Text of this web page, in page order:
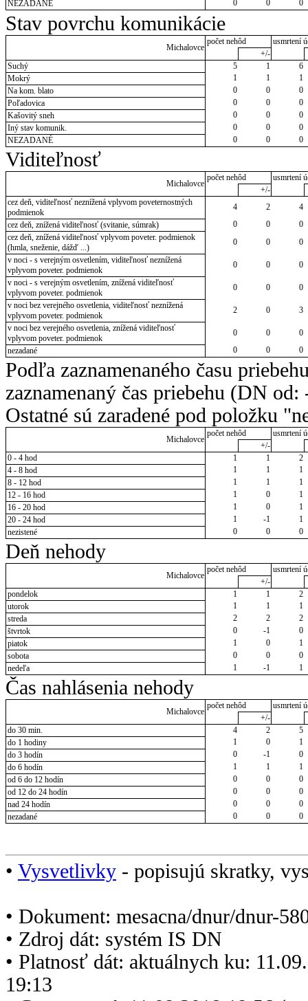
NEZADANÉ 0 0 0
Stav povrchu komunikácie
Michalovce
počet nehôd
usmrtení
+/-
Suchý
5 1
6
Mokrý
1 1
1
Na kom. blato
0 0
0
Poľadovica
0 0
0
Kašovitý sneh
0 0
0
Iný stav komunik.
0 0
0
NEZADANÉ
0 0 0
Viditeľnosť
Michalovce
počet nehôd
usmrtení
+/-
cez deň, viditeľnosť neznížená vplyvom poveternostných
podmienok
4 2
4
cez deň, znížená viditeľnosť (svitanie, súmrak)
0 0
0
cez deň, znížená viditeľnosť vplyvom poveter. podmienok
(hmla, sneženie, dážď ...)
0 0
0
v noci - s verejným osvetlením, viditeľnosť neznížená
vplyvom poveter. podmienok
0 0
0
v noci - s verejným osvetlením, znížená viditeľnosť
vplyvom poveter. podmienok
0 0
0
v noci bez verejného osvetlenia, viditeľnosť neznížená
vplyvom poveter. podmienok
2 0
3
v noci bez verejného osvetlenia, znížená viditeľnosť
vplyvom poveter. podmienok
0 0
0
nezadané
0 0 0
Podľa zaznamenaného času
zaznamenaný čas priebehu (DN
Ostatné sú zaradené pod položku
Michalovce
počet nehôd
usmrtení
+/-
0 - 4 hod
1 1
2
4 - 8 hod
1 1
1
8 - 12 hod
1 1
1
12 - 16 hod
1 0
1
16 - 20 hod
1 0
1
20 - 24 hod
1 -1
1
nezistené
0 0 0
Deň nehody
Michalovce
počet nehôd
usmrtení
+/-
pondelok
1 1
2
utorok
1 1
1
streda
2 2
2
štvrtok
0 -1
0
piatok
1 0
1
sobota
0 0
0
nedeľa
1 -1 1
Čas nahlásenia nehody
Michalovce
počet nehôd
usmrtení
+/-
do 30 min.
4 2
5
do 1 hodiny
1 0
1
do 3 hodín
0 -1
0
do 6 hodín
1 1
1
od 6 do 12 hodín
0 0
0
od 12 do 24 hodín
0 0
0
nad 24 hodín
0 0
0
nezadané
0 0 0
• Vysvetlivky - popisujú skratky,
• Dokument: mesacna/dnur/dnur-
• Zdroj dát: systém IS DN
• Platnosť dát: aktuálnych ku:
19:13